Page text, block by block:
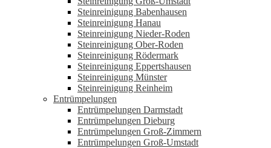
Steinreinigung Babenhausen
Steinreinigung Hanau
Steinreinigung Nieder-Roden
Steinreinigung Ober-Roden
Steinreinigung Rödermark
Steinreinigung Eppertshausen
Steinreinigung Münster
Steinreinigung Reinheim
Entrümpelungen
Entrümpelungen Darmstadt
Entrümpelungen Dieburg
Entrümpelungen Groß-Zimmern
Entrümpelungen Groß-Umstadt